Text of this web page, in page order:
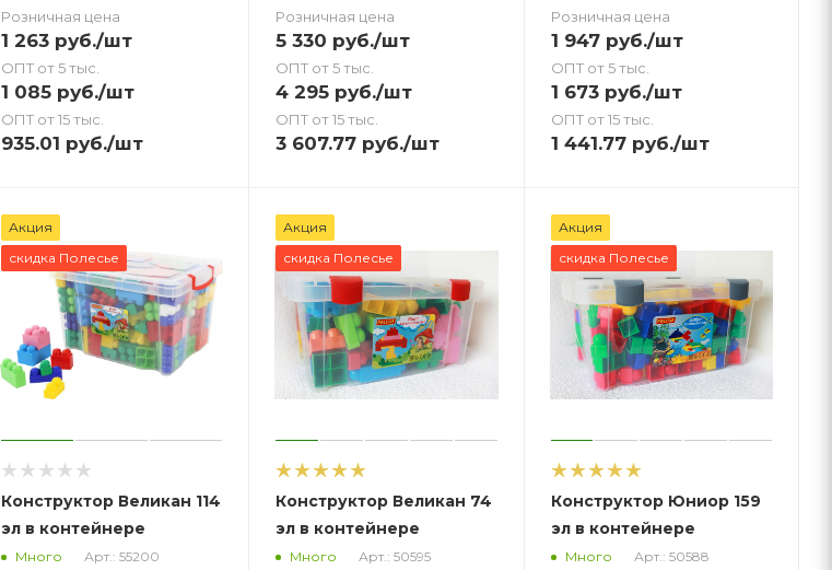
Розничная цена
1 263руб./шт
ОПТ от 5 тыс.
1 085руб./шт
ОПТ от 15 тыс.
935.01 руб./шт
Розничная цена
5 330 руб./шт
ОПТ от 5 тыс.
4 295 руб./шт
ОПТ от 15 тыс.
3 607.77 руб./шт
Розничная цена
1 947руб./шт
ОПТ от 5 тыс.
1 673руб./шт
ОПТ от 15 тыс.
1 441.77руб./шт
Акция
скидка Полесье
Конструктор Великан 114
эл в контейнере
Много Арт.: 55200
Акция
скидка Полесье
Конструктор Великан 74
эл в контейнере
Много Арт.: 50595
Акция
скидка Полесье
Конструктор Юниор 159
эл в контейнере
Много Арт.: 50588